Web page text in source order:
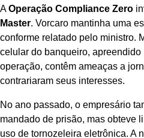
AOperação Compliance Zero
Master. Vorcaro mantinha uma
conforme relatado pelo ministro.
celular do banqueiro, apreendido
operação, contêm ameaças a
contrariaram seus interesses.
No ano passado, o empresário
mandado de prisão, mas obteve
uso de tornozeleira eletrônica. A